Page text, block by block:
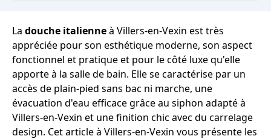
La douche italienneà Villers-en-Vexin est très
appréciée pour son esthétique moderne, son aspect
fonctionnel et pratique et pour le côté luxe qu'elle
apporte à la salle de bain. Elle se caractérise par un
accès de plain-pied sans bac ni marche, une
évacuation d'eau efficace grâce au siphon adapté à
Villers-en-Vexin et une finition chic avec du carrelage
design. Cet article à Villers-en-Vexin vous présente les